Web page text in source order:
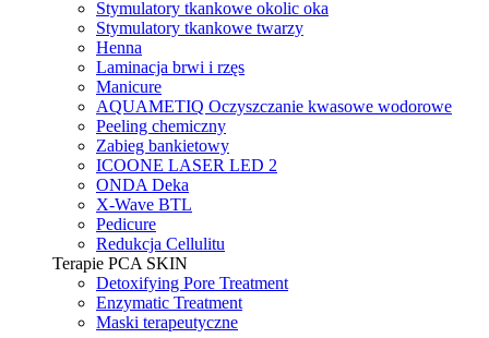
Stymulatory tkankowe okolic oka
Stymulatory tkankowe twarzy
Henna
Laminacja brwi i rzęs
Manicure
AQUAMETIQ Oczyszczanie kwasowe wodorowe
Peeling chemiczny
Zabieg bankietowy
ICOONE LASER LED 2
ONDA Deka
X-Wave BTL
Pedicure
Redukcja Cellulitu
Terapie PCA SKIN
Detoxifying Pore Treatment
Enzymatic Treatment
Maski terapeutyczne